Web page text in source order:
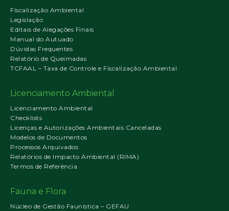
Fiscalização Ambiental
Legislação
Editais de Alegações Finais
Manual do Autuado
Dúvidas Frequentes
Relatório de Queimadas
TCFAAL – Taxa de Controle e Fiscalização Ambiental
Licenciamento Ambiental
Licenciamento Ambiental
Checklists
Licenças e Autorizações Ambientais Canceladas
Modelos de Documentos
Processos Arquivados
Relatórios de Impacto Ambiental (RIMA)
Termos de Referência
Fauna e Flora
Núcleo de Gestão Faunística – GEFAU